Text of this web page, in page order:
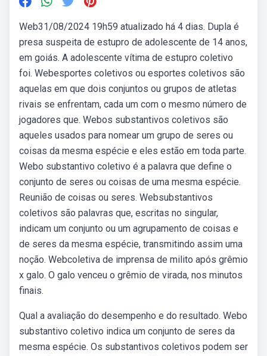
Web31/08/2024 19h59 atualizado há 4 dias. Dupla é
presa suspeita de estupro de adolescente de 14 anos,
em goiás. A adolescente vítima de estupro coletivo
foi. Webesportes coletivos ou esportes coletivos são
aquelas em que dois conjuntos ou grupos de atletas
rivais se enfrentam, cada um com o mesmo número de
jogadores que. Webos substantivos coletivos são
aqueles usados para nomear um grupo de seres ou
coisas da mesma espécie e eles estão em toda parte.
Webo substantivo coletivo é a palavra que define o
conjunto de seres ou coisas de uma mesma espécie.
Reunião de coisas ou seres. Websubstantivos
coletivos são palavras que, escritas no singular,
indicam um conjunto ou um agrupamento de coisas e
de seres da mesma espécie, transmitindo assim uma
noção. Webcoletiva de imprensa de milito após grêmio
x galo. O galo venceu o grêmio de virada, nos minutos
finais.
Qual a avaliação do desempenho e do resultado. Webo
substantivo coletivo indica um conjunto de seres da
mesma espécie. Os substantivos coletivos podem ser